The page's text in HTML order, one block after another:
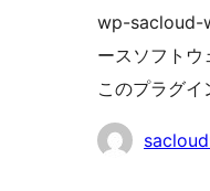
wp-sacloud-
ースソフト
このプラグイ
貢